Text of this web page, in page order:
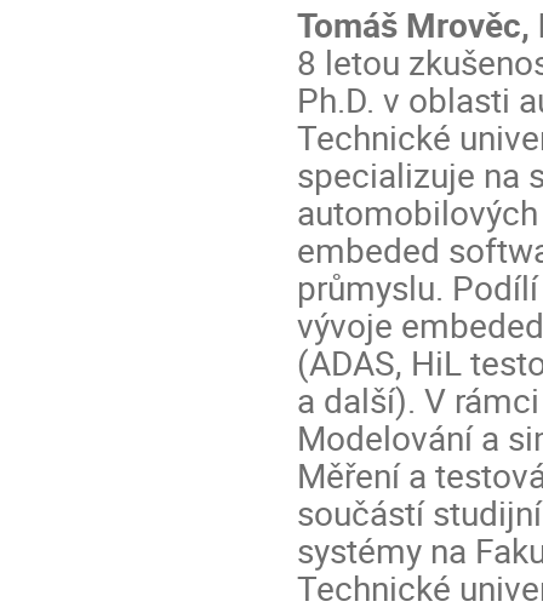
Tomáš Mrověc,
8 letou
Ph.D. v oblasti
Technické
specializuje na
embeded
průmyslu.
vývoje
(ADAS, HiL
a další). V
Modelování a
Měření a
součástí
systémy na
Technické